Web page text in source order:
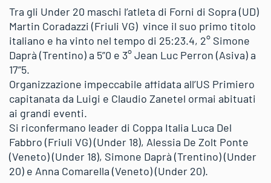
Tra gli Under 20 maschi l’atleta di Forni di Sopra (UD)
Martin Coradazzi (Friuli VG) vince il suo primo titolo
italiano e ha vinto nel tempo di 25:23.4, 2° Simone
Daprà (Trentino) a 5”0 e 3° Jean Luc Perron (Asiva) a
17”5.
Organizzazione impeccabile affidata all’US Primiero
capitanata da Luigi e Claudio Zanetel ormai abituati
ai grandi eventi.
Si riconfermano leader di Coppa Italia Luca Del
Fabbro (Friuli VG) (Under 18), Alessia De Zolt Ponte
(Veneto) (Under 18), Simone Daprà (Trentino) (Under
20) e Anna Comarella (Veneto) (Under 20).